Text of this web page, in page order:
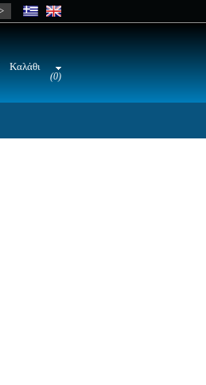
Καλάθι
(0)